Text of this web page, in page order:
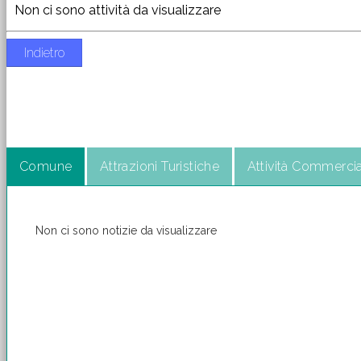
Non ci sono attività da visualizzare
Indietro
Comune Attrazioni Turistiche Attività
Non ci sono notizie da visualizzare